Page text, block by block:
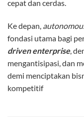
cepat dan cerdas.
Ke depan,
fondasi utama bagi
driven enterprise,
mengantisipasi, dan
demi menciptakan
kompetitif